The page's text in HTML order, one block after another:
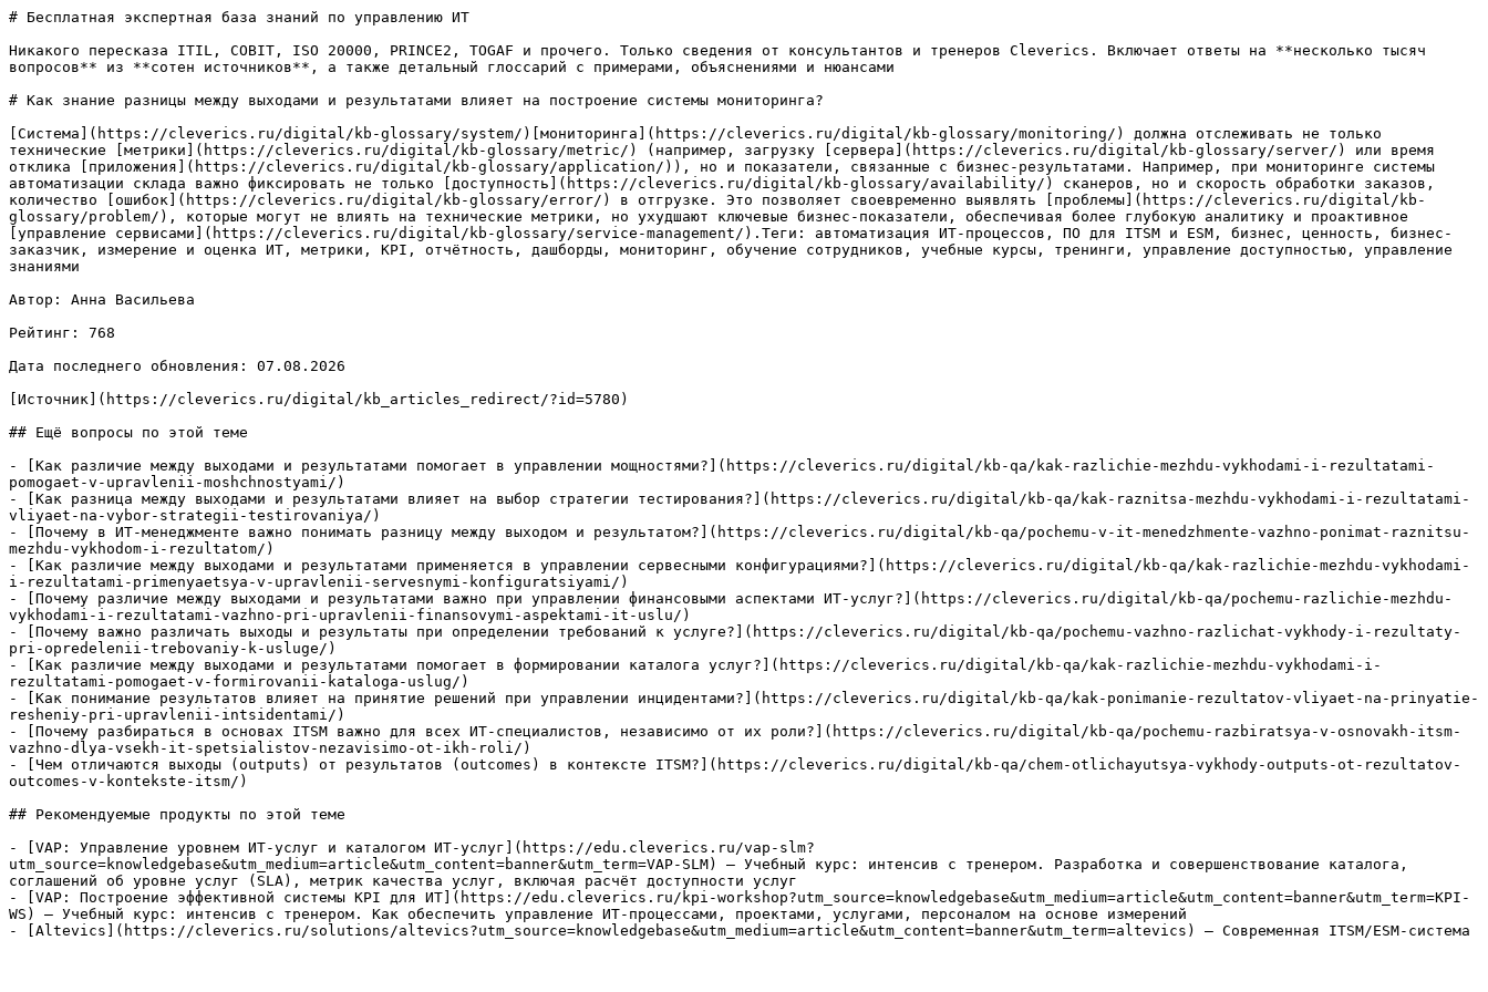
# Бесплатная экспертная база знаний по управлению ИТ
Никакого пересказа ITIL, COBIT, ISO 20000, PRINCE2, TOGAF и прочего. Только сведения от консультантов и тренеров Cleverics. Включает ответы на **несколько тысяч
вопросов** из **сотен источников**, а также детальный глоссарий с примерами, объяснениями и нюансами
# Как знание разницы между выходами и результатами влияет на построение системы мониторинга?
[Система](https://cleverics.ru/digital/kb-glossary/system/)[мониторинга](https://cleverics.ru/digital/kb-glossary/monitoring/) должна отслеживать не только
технические [метрики](https://cleverics.ru/digital/kb-glossary/metric/) (например, загрузку [сервера](https://cleverics.ru/digital/kb-glossary/server/) или время
отклика [приложения](https://cleverics.ru/digital/kb-glossary/application/)), но и показатели, связанные с бизнес-результатами. Например, при мониторинге системы
автоматизации склада важно фиксировать не только [доступность](https://cleverics.ru/digital/kb-glossary/availability/) сканеров, но и скорость обработки заказов,
количество [ошибок](https://cleverics.ru/digital/kb-glossary/error/) в отгрузке. Это позволяет своевременно выявлять [проблемы](https://cleverics.ru/digital/kb-
glossary/problem/), которые могут не влиять на технические метрики, но ухудшают ключевые бизнес-показатели, обеспечивая более глубокую аналитику и проактивное
[управление сервисами](https://cleverics.ru/digital/kb-glossary/service-management/).Теги: автоматизация ИТ-процессов, ПО для ITSM и ESM, бизнес, ценность, бизнес-
заказчик, измерение и оценка ИТ, метрики, KPI, отчётность, дашборды, мониторинг, обучение сотрудников, учебные курсы, тренинги, управление доступностью, управление
знаниями
Автор: Анна Васильева
Рейтинг: 768
Дата последнего обновления: 07.08.2026
[Источник](https://cleverics.ru/digital/kb_articles_redirect/?id=5780)
## Ещё вопросы по этой теме
- [Как различие между выходами и результатами помогает в управлении мощностями?](https://cleverics.ru/digital/kb-qa/kak-razlichie-mezhdu-vykhodami-i-rezultatami-
pomogaet-v-upravlenii-moshchnostyami/)
- [Как разница между выходами и результатами влияет на выбор стратегии тестирования?](https://cleverics.ru/digital/kb-qa/kak-raznitsa-mezhdu-vykhodami-i-rezultatami-
vliyaet-na-vybor-strategii-testirovaniya/)
- [Почему в ИТ-менеджменте важно понимать разницу между выходом и результатом?](https://cleverics.ru/digital/kb-qa/pochemu-v-it-menedzhmente-vazhno-ponimat-raznitsu-
mezhdu-vykhodom-i-rezultatom/)
- [Как различие между выходами и результатами применяется в управлении сервесными конфигурациями?](https://cleverics.ru/digital/kb-qa/kak-razlichie-mezhdu-vykhodami-
i-rezultatami-primenyaetsya-v-upravlenii-servesnymi-konfiguratsiyami/)
- [Почему различие между выходами и результатами важно при управлении финансовыми аспектами ИТ-услуг?](https://cleverics.ru/digital/kb-qa/pochemu-razlichie-mezhdu-
vykhodami-i-rezultatami-vazhno-pri-upravlenii-finansovymi-aspektami-it-uslu/)
- [Почему важно различать выходы и результаты при определении требований к услуге?](https://cleverics.ru/digital/kb-qa/pochemu-vazhno-razlichat-vykhody-i-rezultaty-
pri-opredelenii-trebovaniy-k-usluge/)
- [Как различие между выходами и результатами помогает в формировании каталога услуг?](https://cleverics.ru/digital/kb-qa/kak-razlichie-mezhdu-vykhodami-i-
rezultatami-pomogaet-v-formirovanii-kataloga-uslug/)
- [Как понимание результатов влияет на принятие решений при управлении инцидентами?](https://cleverics.ru/digital/kb-qa/kak-ponimanie-rezultatov-vliyaet-na-prinyatie-
resheniy-pri-upravlenii-intsidentami/)
- [Почему разбираться в основах ITSM важно для всех ИТ-специалистов, независимо от их роли?](https://cleverics.ru/digital/kb-qa/pochemu-razbiratsya-v-osnovakh-itsm-
vazhno-dlya-vsekh-it-spetsialistov-nezavisimo-ot-ikh-roli/)
- [Чем отличаются выходы (outputs) от результатов (outcomes) в контексте ITSM?](https://cleverics.ru/digital/kb-qa/chem-otlichayutsya-vykhody-outputs-ot-rezultatov-
outcomes-v-kontekste-itsm/)
## Рекомендуемые продукты по этой теме
- [VAP: Управление уровнем ИТ-услуг и каталогом ИТ-услуг](https://edu.cleverics.ru/vap-slm?
utm_source=knowledgebase&utm_medium=article&utm_content=banner&utm_term=VAP-SLM) — Учебный курс: интенсив с тренером. Разработка и совершенствование каталога,
соглашений об уровне услуг (SLA), метрик качества услуг, включая расчёт доступности услуг
- [VAP: Построение эффективной системы KPI для ИТ](https://edu.cleverics.ru/kpi-workshop?utm_source=knowledgebase&utm_medium=article&utm_content=banner&utm_term=KPI-
WS) — Учебный курс: интенсив с тренером. Как обеспечить управление ИТ-процессами, проектами, услугами, персоналом на основе измерений
- [Altevics](https://cleverics.ru/solutions/altevics?utm_source=knowledgebase&utm_medium=article&utm_content=banner&utm_term=altevics) — Современная ITSM/ESM-система